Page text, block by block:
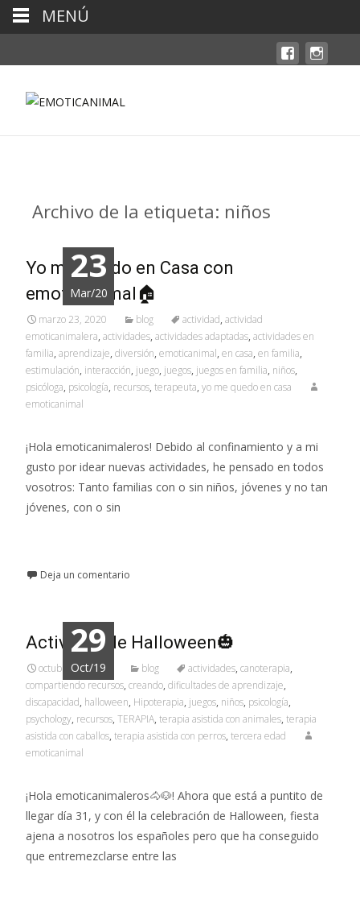
Archivo de la etiqueta: niños
23
Mar/20
Yo me Quedo en Casa con
emoticanimal🏠
marzo 23, 2020 blog actividad, actividad
emoticanimalera, actividades, actividades adaptadas, actividades en
familia, aprendizaje, diversión, emoticanimal, en casa, en familia,
estimulación, interacción, juego, juegos, juegos en familia, niños,
psicóloga, psicología, recursos, terapeuta, yo me quedo en casa
emoticanimal
¡Hola emoticanimaleros! Debido al confinamiento y a mi
gusto por idear nuevas actividades, he pensado en todos
vosotros: Tanto familias con o sin niños, jóvenes y no tan
jóvenes, con o sin
Deja un comentario
29
Oct/19
Actividad de Halloween🎃
octubre 29, 2019 blog actividades, canoterapia,
compartiendo recursos, creando, dificultades de aprendizaje,
discapacidad, halloween, Hipoterapia, juegos, niños, psicología,
psychology, recursos, TERAPIA, terapia asistida con animales, terapia
asistida con caballos, terapia asistida con perros, tercera edad
emoticanimal
¡Hola emoticanimaleros🐴🐶! Ahora que está a puntito de
llegar día 31, y con él la celebración de Halloween, fiesta
ajena a nosotros los españoles pero que ha conseguido
que entremezclarse entre las
MENÚ